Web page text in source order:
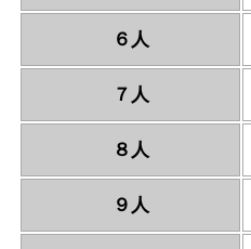
６人
７人
８人
９人